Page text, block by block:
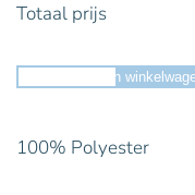
Totaal prijs
Toevoegen aan
100% Polyester